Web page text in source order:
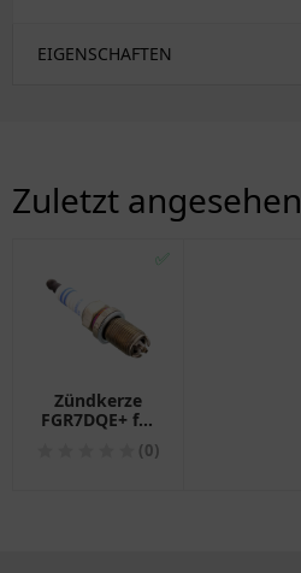
EIGENSCHAFTEN
Zuletzt angesehen
✅
Zündkerze
FGR7DQE+ für
verschiedene(0)